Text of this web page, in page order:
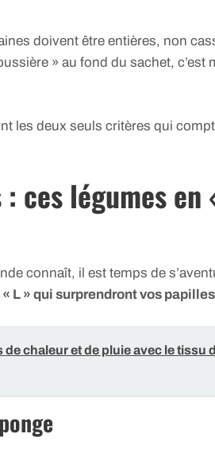
doivent être entières, non
» au fond du sachet, c’est
les deux seuls critères qui
ces légumes en
connaît, il est temps de
L » qui surprendront vos papilles
chaleur et de pluie avec le tissu